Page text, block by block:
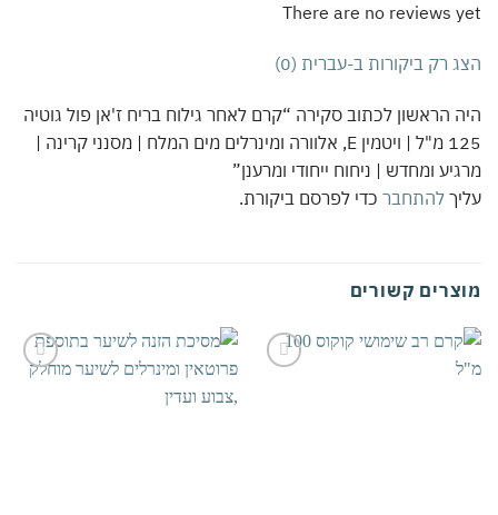
There are no reviews
רק ביקורות ב-עברית (0)
הראשון לכתוב סקירה “קרם לאחר גילוח בריח ז'אן פול גוטיה
125 מ"ל | ויטמין E, אלוורה ומינרלים מים המלח | מסנני קרינה |
ומחדש | ניחוח ייחודי ומרענן”
להתחברכדי לפרסם ביקורת.
קשורים